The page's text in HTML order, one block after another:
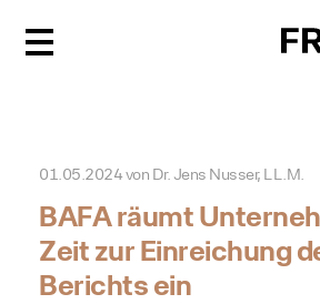
01.05.2024von Dr. Jens Nusser, LL.M.
BAFA räumt
Zeit zur Einreichung
Berichts ein